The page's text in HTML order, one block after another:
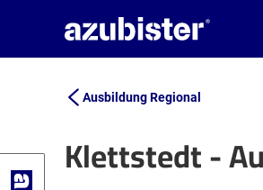
Ausbildung Regional
Klettstedt -